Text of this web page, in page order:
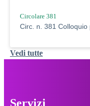
Circolare 381
Circ. n. 381
Vedi tutte
Servizi